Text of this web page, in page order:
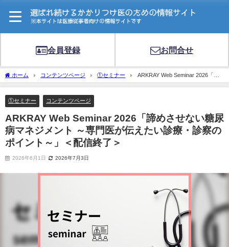
会員登録 お問合せ
ホーム コンテンツページ ①セミナー
ARKRAY Web Seminar 2026「諦
めさせない糖尿病マネジメント ～専門医が伝えたい診療・診察のポイント～」＜配信
①セミナー
コンテンツページ
ARKRAY Web Seminar 2026「諦めさせない糖尿
病マネジメント ～専門医が伝えたい診療・診察の
ポイント～」＜配信終了＞
2026年6月1日 2026年7月3日